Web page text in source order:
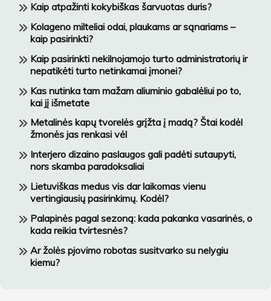
Kaip atpažinti kokybiškas šarvuotas duris?
Kolageno milteliai odai, plaukams ar sąnariams –
kaip pasirinkti?
Kaip pasirinkti nekilnojamojo turto administratorių ir
nepatikėti turto netinkamai įmonei?
Kas nutinka tam mažam aliuminio gabalėliui po to,
kai jį išmetate
Metalinės kapų tvorelės grįžta į madą? Štai kodėl
žmonės jas renkasi vėl
Interjero dizaino paslaugos gali padėti sutaupyti,
nors skamba paradoksaliai
Lietuviškas medus vis dar laikomas vienu
vertingiausių pasirinkimų. Kodėl?
Palapinės pagal sezoną: kada pakanka vasarinės, o
kada reikia tvirtesnės?
Ar žolės pjovimo robotas susitvarko su nelygiu
kiemu?